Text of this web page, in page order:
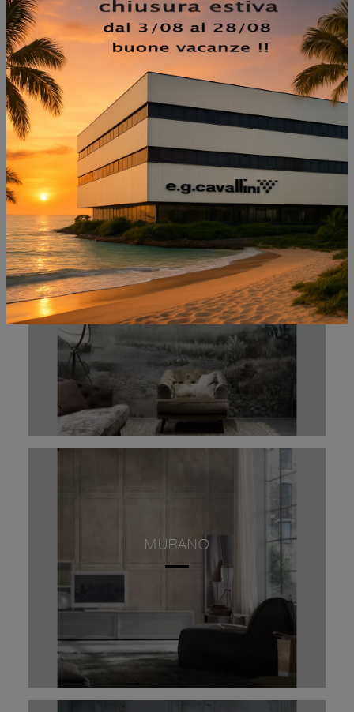
NON PERDERTI ANCHE:
ENGLAND
MURANO